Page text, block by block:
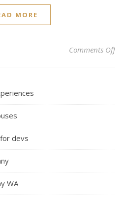
MORE
Comments Offon
devs
WA